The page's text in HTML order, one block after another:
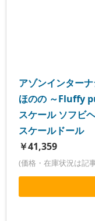
アゾンインター
ほのの ～Fluffy
スケール ソフビ
スケールドール
￥41,359
(価格・在庫状況は記